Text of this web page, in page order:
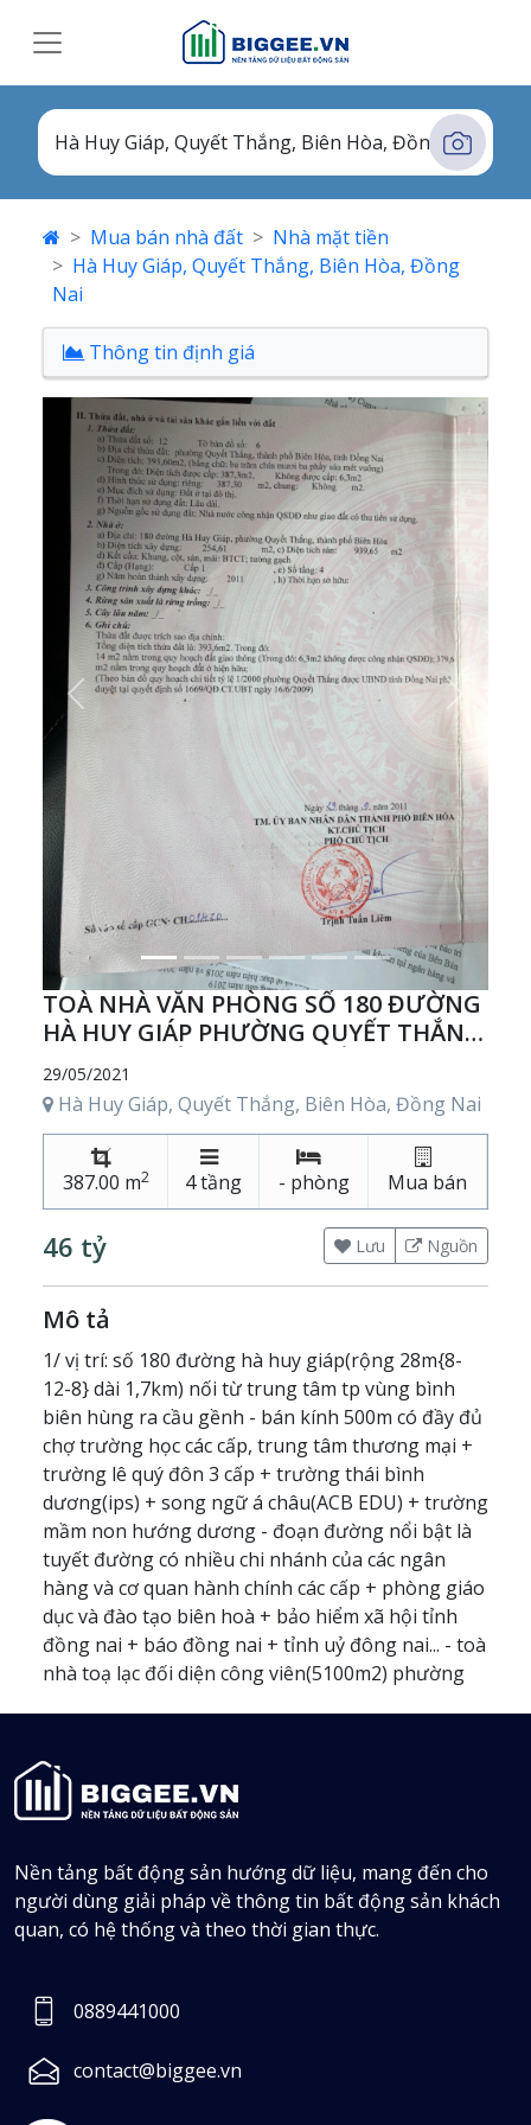
Mua bán nhà đất
Nhà mặt tiền
Hà Huy Giáp, Quyết Thắng, Biên Hòa, Đồng
Nai
Thông tin định giá
Previous Next
TOÀ NHÀ VĂN PHÒNG SỐ 180 ĐƯỜNG
HÀ HUY GIÁP PHƯỜNG QUYẾT THẮNG
THÀNH PHỐ BIÊN HOÀ(ĐỐI DIỆN CV
QUYẾT THẮNG CÁCH VÙNG BINH BIÊN
HÙNG 150M) GIÁ 46 TỶ
29/05/2021
Hà Huy Giáp, Quyết Thắng, Biên Hòa, Đồng Nai
387.00 m2 4 tầng - phòng Mua bán
46 tỷ Lưu Nguồn
Mô tả
1/ vị trí: số 180 đường hà huy giáp(rộng 28m{8-
12-8} dài 1,7km) nối từ trung tâm tp vùng bình
biên hùng ra cầu gềnh - bán kính 500m có đầy đủ
chợ trường học các cấp, trung tâm thương mại +
trường lê quý đôn 3 cấp + trường thái bình
dương(ips) + song ngữ á châu(ACB EDU) + trường
mầm non hướng dương - đoạn đường nổi bật là
tuyết đường có nhiều chi nhánh của các ngân
hàng và cơ quan hành chính các cấp + phòng giáo
dục và đào tạo biên hoà + bảo hiểm xã hội tỉnh
đồng nai + báo đồng nai + tỉnh uỷ đông nai... - toà
nhà toạ lạc đối diện công viên(5100m2) phường
phòng nằm phía trước: - toà văn phòng thiết kế 4
tầng diện tích xây dựng 8x25= 190m2 cầu thang đi
lên ở giữa khu nhà. + tầng 1 có 2 phòng dt 20m2
xe máy chưa tính khu vực sân. + tầng 2: 2 phòng
30m2 mỗi phòng , 1 phòng hội trường lớn 80m2
và có ban công cạnh không gian mở( 30m2) +
phòng lớn 80m2 ban công hướng công viên +
cấu 2 tầng + tầng trệt: 1 phòng khách, 1 pn và 1wc
Nền tảng bất động sản hướng dữ liệu, mang đến cho
người dùng giải pháp về thông tin bất động sản khách
quan, có hệ thống và theo thời gian thực.
0889441000
contact@biggee.vn